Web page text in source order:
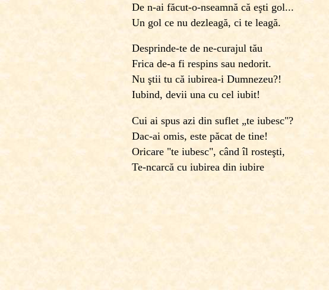
De n-ai făcut-o-nseamnă că eşti gol...
Un gol ce nu dezleagă, ci te leagă.
Desprinde-te de ne-curajul tău
Frica de-a fi respins sau nedorit.
Nu ştii tu că iubirea-i Dumnezeu?!
Iubind, devii una cu cel iubit!
Cui ai spus azi din suflet „te iubesc"?
Dac-ai omis, este păcat de tine!
Oricare "te iubesc", când îl rosteşti,
Te-ncarcă cu iubirea din iubire